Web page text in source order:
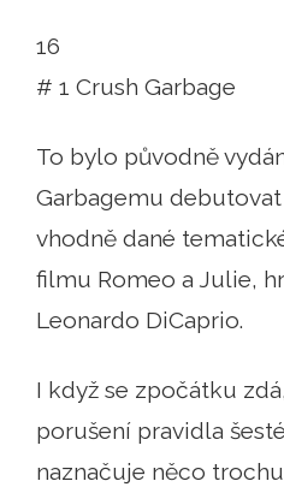
16
# 1 Crush Garbage
To bylo původně
Garbagemu
vhodně dané
filmu Romeo a Julie,
Leonardo DiCaprio.
I když se zpočátku
porušení pravidla
naznačuje něco